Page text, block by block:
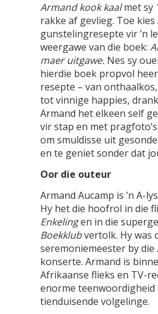
Armand kook kaalmet sy
rakke af gevlieg. Toe kies
gunstelingresepte vir ’n
weergawe van die boek:
maer uitgawe.Nes sy
hierdie boek propvol
resepte – van
tot vinnige happies,
Armand het elkeen self
vir stap en met
om smuldisse uit
en te geniet sonder dat
Oor die outeur
Armand Aucamp is ’n A-
Hy het die hoofrol in die
Enkelingen in die
Boekklubvertolk. Hy was
seremoniemeester by die
konserte. Armand is
Afrikaanse flieks en TV-
enorme teenwoordigheid
tienduisende volgelinge.